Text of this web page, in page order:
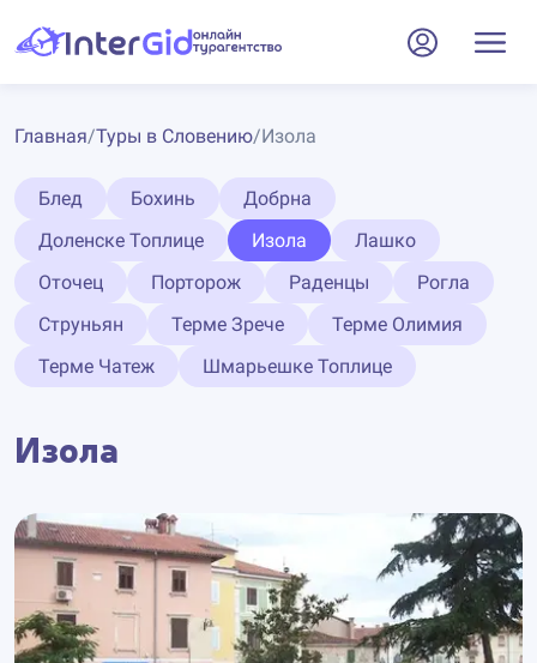
Главная/Туры в Словению/Изола
Блед Бохинь
Добрна
Доленске Топлице
Изола
Лашко
Оточец
Порторож Раденцы
Рогла
Струньян
Терме Зрече
Терме Олимия
Терме Чатеж
Шмарьешке Топлице
Изола